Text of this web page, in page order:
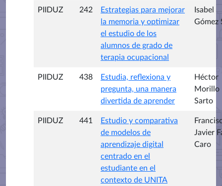
PIIDUZ 242
Estrategias para mejorar
la memoria y optimizar
el estudio de los
alumnos de grado de
terapia ocupacional
Isabel
Gómez
PIIDUZ 438
Estudia, reflexiona y
pregunta, una manera
divertida de aprender
Héctor
Morillo
Sarto
PIIDUZ 441
Estudio y comparativa
de modelos de
aprendizaje digital
centrado en el
estudiante en el
contexto de UNITA
Javier
Caro